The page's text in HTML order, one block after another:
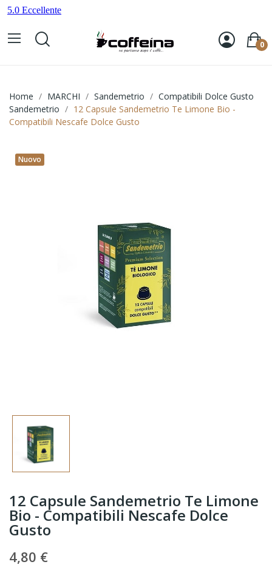
0
Home MARCHI Sandemetrio
Compatibili Dolce Gusto
Sandemetrio
12 Capsule Sandemetrio Te Limone Bio -
Compatibili Nescafe Dolce Gusto
Nuovo
12 Capsule Sandemetrio Te Limone
Bio - Compatibili Nescafe Dolce
Gusto
4,80 €